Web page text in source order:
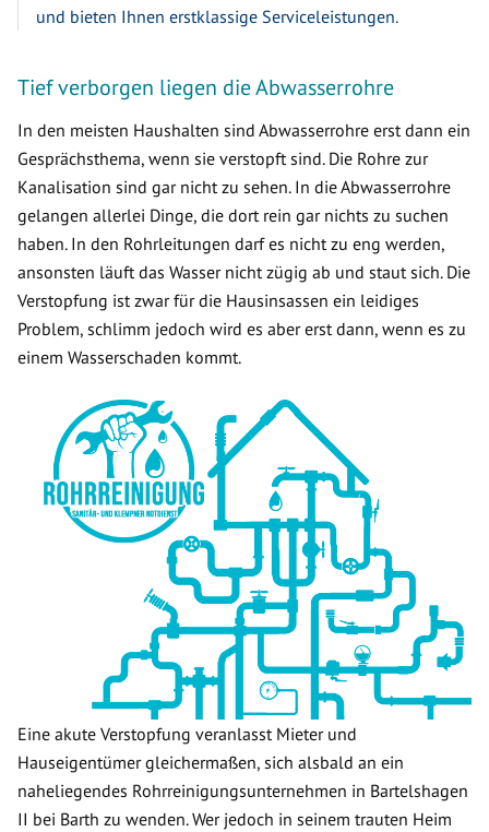
und bieten Ihnen erstklassige Serviceleistungen.
Tief verborgen liegen die Abwasserrohre
In den meisten Haushalten sind Abwasserrohre erst dann ein
Gesprächsthema, wenn sie verstopft sind. Die Rohre zur
Kanalisation sind gar nicht zu sehen. In die Abwasserrohre
gelangen allerlei Dinge, die dort rein gar nichts zu suchen
haben. In den Rohrleitungen darf es nicht zu eng werden,
ansonsten läuft das Wasser nicht zügig ab und staut sich. Die
Verstopfung ist zwar für die Hausinsassen ein leidiges
Problem, schlimm jedoch wird es aber erst dann, wenn es zu
einem Wasserschaden kommt.
Eine akute Verstopfung veranlasst Mieter und
Hauseigentümer gleichermaßen, sich alsbald an ein
naheliegendes Rohrreinigungsunternehmen in Bartelshagen
II bei Barth zu wenden. Wer jedoch in seinem trauten Heim